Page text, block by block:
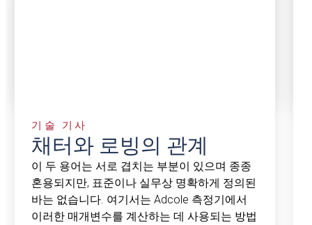
기술 기사
채터와 로빙의 관계
이 두 용어는 서로 겹치는 부분이 있으며 종종
혼용되지만, 표준이나 실무상 명확하게 정의된
바는 없습니다. 여기서는 Adcole 측정기에서
이러한 매개변수를 계산하는 데 사용되는 방법